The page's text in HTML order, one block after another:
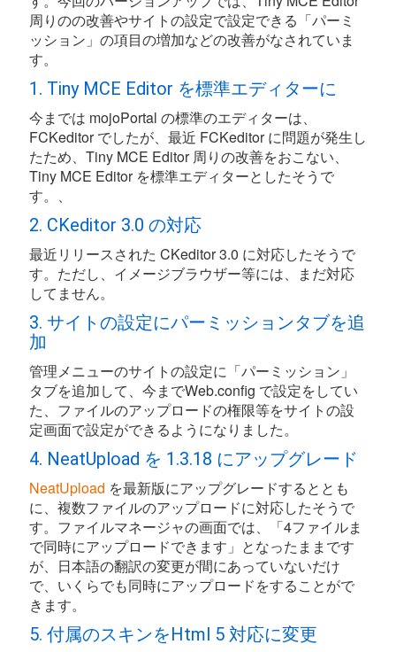
周りのの改善やサイトの設定で設定できる「パーミ
ッション」の項目の増加などの改善がなされていま
す。
1. Tiny MCE Editor を標準エディターに
今までは mojoPortal の標準のエディターは、
FCKeditor でしたが、最近 FCKeditor に問題が発生し
たため、Tiny MCE Editor 周りの改善をおこない、
Tiny MCE Editor を標準エディターとしたそうで
す。、
2. CKeditor 3.0 の対応
最近リリースされた CKeditor 3.0 に対応したそうで
す。ただし、イメージブラウザー等には、まだ対応
してません。
3. サイトの設定にパーミッションタブを追
加
管理メニューのサイトの設定に「パーミッション」
タブを追加して、今までWeb.config で設定をしてい
た、ファイルのアップロードの権限等をサイトの設
定画面で設定ができるようになりました。
4. NeatUpload を 1.3.18 にアップグレード
NeatUpload を最新版にアップグレードするととも
に、複数ファイルのアップロードに対応したそうで
す。ファイルマネージャの画面では、「4ファイルま
で同時にアップロードできます」となったままです
が、日本語の翻訳の変更が間にあっていないだけ
で、いくらでも同時にアップロードをすることがで
きます。
5. 付属のスキンをHtml 5 対応に変更